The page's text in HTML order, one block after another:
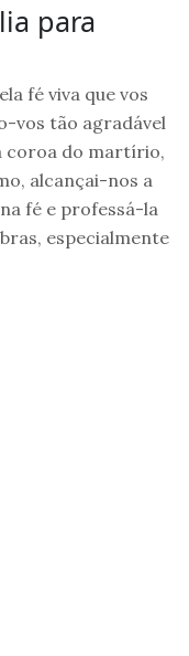
para
fé viva que vos
vos tão agradável
coroa do martírio,
alcançai-nos a
fé e professá-la
especialmente